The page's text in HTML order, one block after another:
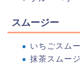
スムージー
いちごスム
抹茶スムー